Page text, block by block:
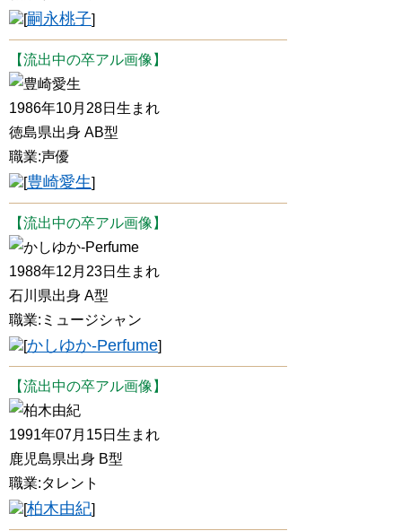
[嗣永桃子]
【流出中の卒アル画像】
豊崎愛生
1986年10月28日生まれ
徳島県出身 AB型
職業:声優
[豊崎愛生]
【流出中の卒アル画像】
かしゆか-Perfume
1988年12月23日生まれ
石川県出身 A型
職業:ミュージシャン
[かしゆか-Perfume]
【流出中の卒アル画像】
柏木由紀
1991年07月15日生まれ
鹿児島県出身 B型
職業:タレント
[柏木由紀]